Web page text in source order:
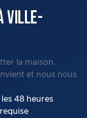
VILLE-
la maison.
et nous nous
48 heures